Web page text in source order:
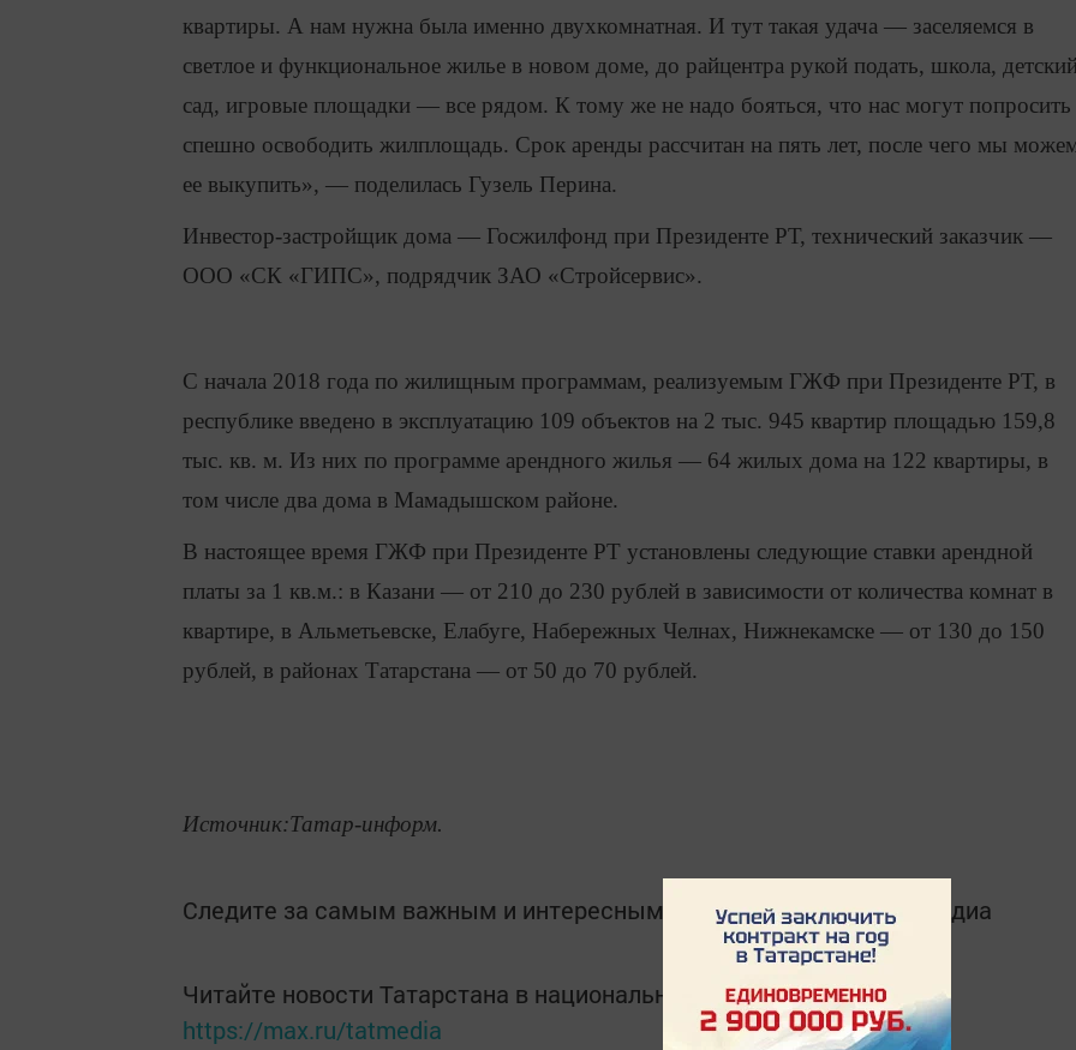
квартиры. А нам нужна была именно двухкомнатная. И тут такая удача — заселяемся в
светлое и функциональное жилье в новом доме, до райцентра рукой подать, школа,
сад, игровые площадки — все рядом. К тому же не надо бояться, что нас могут попросить
спешно освободить жилплощадь. Срок аренды рассчитан на пять лет, после чего мы
ее выкупить», — поделилась Гузель Перина.
Инвестор-застройщик дома — Госжилфонд при Президенте РТ, технический заказчик —
ООО «СК «ГИПС», подрядчик ЗАО «Стройсервис».
С начала 2018 года по жилищным программам, реализуемым ГЖФ при Президенте РТ, в
республике введено в эксплуатацию 109 объектов на 2 тыс. 945 квартир площадью 159,8
тыс. кв. м. Из них по программе арендного жилья — 64 жилых дома на 122 квартиры, в
том числе два дома в Мамадышском районе.
В настоящее время ГЖФ при Президенте РТ установлены следующие ставки арендной
платы за 1 кв.м.: в Казани — от 210 до 230 рублей в зависимости от количества комнат в
квартире, в Альметьевске, Елабуге, Набережных Челнах, Нижнекамске — от 130 до 150
рублей, в районах Татарстана — от 50 до 70 рублей.
Источник:Татар-информ.
Следите за самым важным и интересным в Telegram-каналеТатмедиа
Читайте новости Татарстана в национальном мессенджере MАХ:
https://max.ru/tatmedia